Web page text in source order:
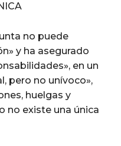
no puede
y ha asegurado
en un
pero no unívoco»,
huelgas y
no existe una única